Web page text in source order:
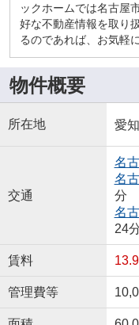
ックホームでは名古屋
好な不動産情報を取り
るのであれば、お気軽
物件概要
所在地 愛
交通
名
名
分
名
24
賃料
管理費等